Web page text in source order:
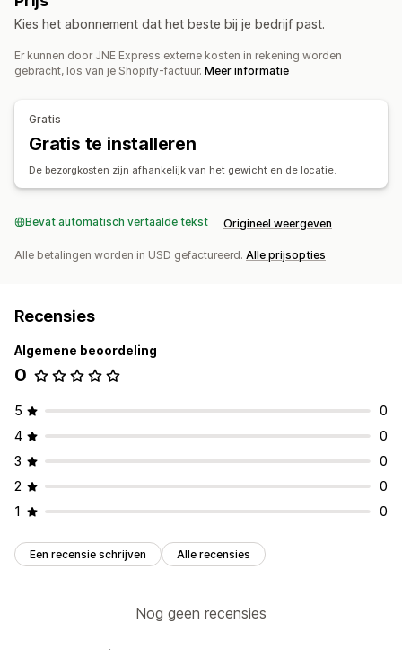
Afhaalopties
Tracking in realtime
Kies het abonnement dat het beste bij je bedrijf past.
Er kunnen door JNE Express externe kosten in rekening worden
gebracht, los van je Shopify-factuur. Meer informatie
Gratis
Gratis te installeren
De bezorgkosten zijn afhankelijk van het gewicht en de locatie.
Bevat automatisch vertaalde tekst Origineel weergeven
Alle betalingen worden in USD gefactureerd. Alle prijsopties
Recensies
Algemene beoordeling
0
5
0
4
0
3
0
2
0
1
0
Een recensie schrijven Alle recensies
Nog geen recensies